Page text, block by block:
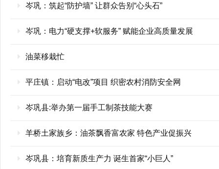
岑巩：筑起“防护墙” 让群众告别“心头石”
岑巩：电力“硬支撑+软服务” 赋能企业高质量发展
油菜移栽忙
平庄镇：启动“电改”项目 织密农村消防安全网
岑巩县:举办第一届手工制茶技能大赛
羊桥土家族乡：油茶飘香富农家 特色产业促振兴
岑巩县：培育新质生产力 诞生首家“小巨人”